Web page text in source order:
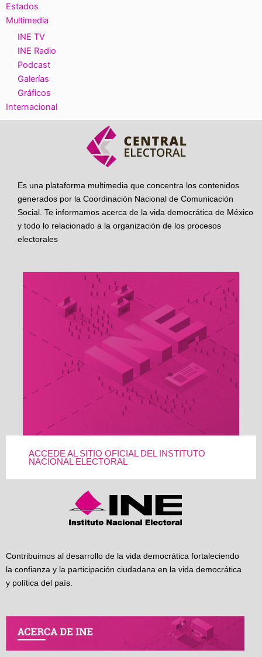
Estados
Multimedia
INE TV
INE Radio
Podcast
Galerías
Gráficos
Internacional
Es una plataforma multimedia que concentra los contenidos
generados por la Coordinación Nacional de Comunicación
Social. Te informamos acerca de la vida democrática de México
y todo lo relacionado a la organización de los procesos
electorales
ACCEDE AL SITIO OFICIAL DEL INSTITUTO
NACIONAL ELECTORAL
Contribuimos al desarrollo de la vida democrática fortaleciendo
la confianza y la participación ciudadana en la vida democrática
y política del país.